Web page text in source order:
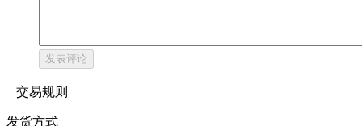
发表评论
交易规则
发货方式